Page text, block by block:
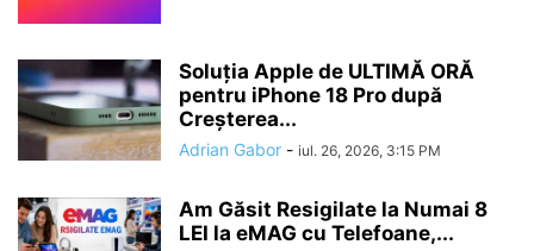
Soluția Apple de ULTIMĂ ORĂ
pentru iPhone 18 Pro după
Creșterea...
Adrian Gabor - iul. 26, 2026, 3:15 PM
Am Găsit Resigilate la Numai 8
LEI la eMAG cu Telefoane,...